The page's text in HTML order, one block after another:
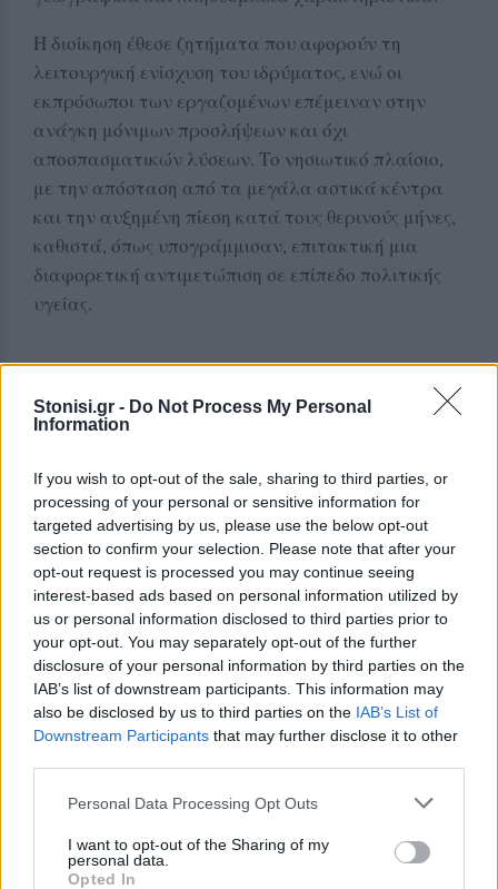
Stonisi.gr - Do Not Process My Personal
Information
If you wish to opt-out of the sale, sharing to third parties, or
processing of your personal or sensitive information for
targeted advertising by us, please use the below opt-out
section to confirm your selection. Please note that after your
opt-out request is processed you may continue seeing
interest-based ads based on personal information utilized by
us or personal information disclosed to third parties prior to
your opt-out. You may separately opt-out of the further
disclosure of your personal information by third parties on the
IAB’s list of downstream participants. This information may
also be disclosed by us to third parties on the IAB’s List of
Downstream Participants that may further disclose it to other
Personal Data Processing Opt Outs
I want to opt-out of the Sharing of my
personal data.
Opted In
Η διοίκηση έθεσε ζητήματα που αφορούν τη
λειτουργική ενίσχυση του ιδρύματος, ενώ οι
εκπρόσωποι των εργαζομένων επέμειναν στην
ανάγκη μόνιμων προσλήψεων και όχι
αποσπασματικών λύσεων. Το νησιωτικό πλαίσιο,
με την απόσταση από τα μεγάλα αστικά κέντρα
και την αυξημένη πίεση κατά τους θερινούς μήνες,
καθιστά, όπως υπογράμμισαν, επιτακτική μια
διαφορετική αντιμετώπιση σε επίπεδο πολιτικής
υγείας.